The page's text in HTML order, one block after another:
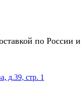
по России и
д.39, стр. 1